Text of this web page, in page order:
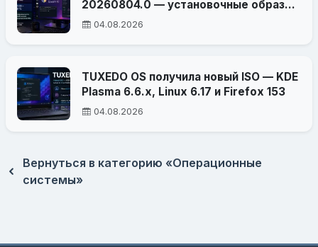
20260804.0 — установочные образы
стали компактнее
04.08.2026
TUXEDO OS получила новый ISO — KDE
Plasma 6.6.x, Linux 6.17 и Firefox 153
04.08.2026
Вернуться в категорию «Операционные
системы»